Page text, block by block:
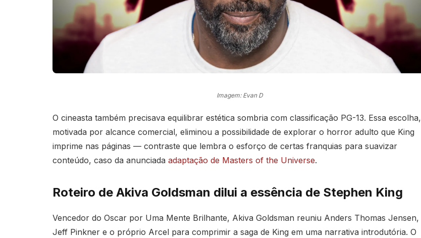
Imagem: Evan D
O cineasta também precisava equilibrar estética sombria com classificação PG-13. Essa escolha,
motivada por alcance comercial, eliminou a possibilidade de explorar o horror adulto que King
imprime nas páginas — contraste que lembra o esforço de certas franquias para suavizar
conteúdo, caso da anunciada adaptação de Masters of the Universe.
Roteiro de Akiva Goldsman dilui a essência de Stephen King
Vencedor do Oscar por Uma Mente Brilhante, Akiva Goldsman reuniu Anders Thomas Jensen,
Jeff Pinkner e o próprio Arcel para comprimir a saga de King em uma narrativa introdutória. O